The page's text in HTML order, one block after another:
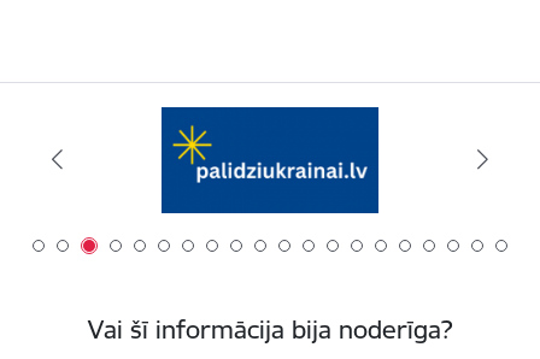
Vai šī informācija bija noderīga?